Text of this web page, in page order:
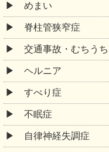
めまい
脊柱管狭窄症
交通事故・むちうち
ヘルニア
すべり症
不眠症
自律神経失調症